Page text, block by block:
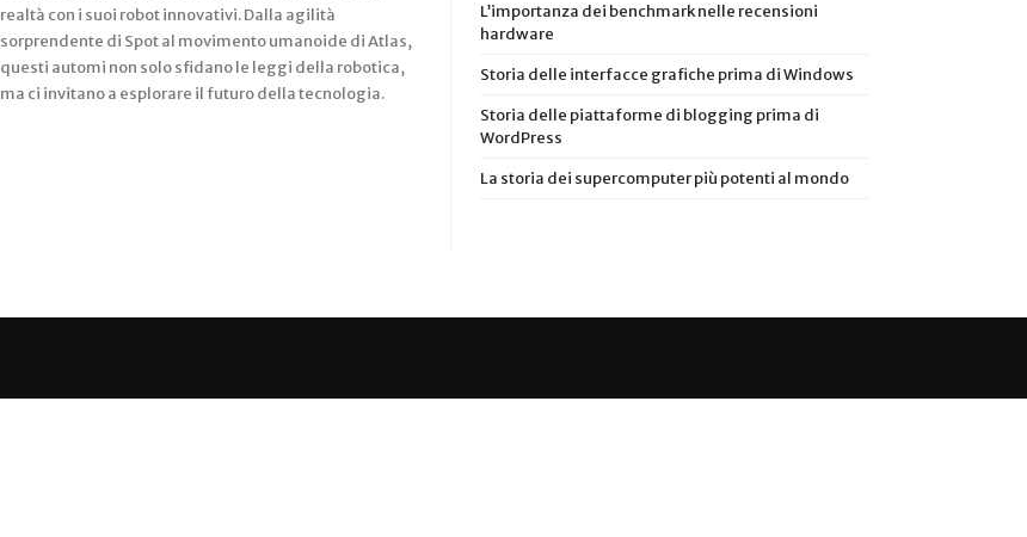
realtà con i suoi robot innovativi. Dalla agilità
sorprendente di Spot al movimento umanoide di Atlas,
questi automi non solo sfidano le leggi della robotica,
ma ci invitano a esplorare il futuro della tecnologia.
L’importanza dei benchmark nelle recensioni
hardware
Storia delle interfacce grafiche prima di Windows
Storia delle piattaforme di blogging prima di
WordPress
La storia dei supercomputer più potenti al mondo